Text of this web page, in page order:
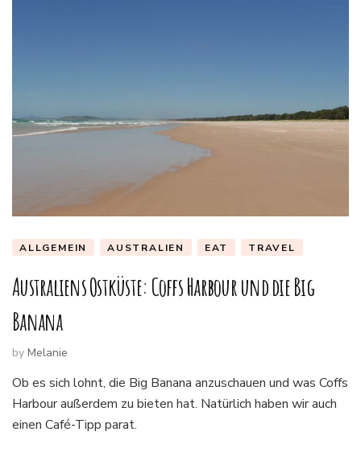
ALLGEMEIN AUSTRALIEN EAT TRAVEL
Australiens Ostküste: Coffs Harbour und die Big
Banana
by Melanie
Ob es sich lohnt, die Big Banana anzuschauen und was Coffs
Harbour außerdem zu bieten hat. Natürlich haben wir auch
einen Café-Tipp parat.